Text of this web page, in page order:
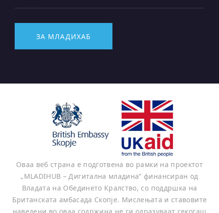
ЗА МЛАДИХАБ
Оваа веб страна е подготвена во рамки на проектот
„MLADIHUB – Дигитална младина“ финансиран од
Владата на Обединето Кралство, со поддршка на
Британската амбасада Скопје. Мислењата и ставовите